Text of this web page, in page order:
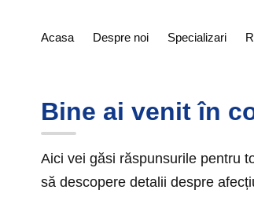
Acasa Despre noi Specializari
Bine ai venit în
Aici vei găsi răspunsurile pentru
să descopere detalii despre